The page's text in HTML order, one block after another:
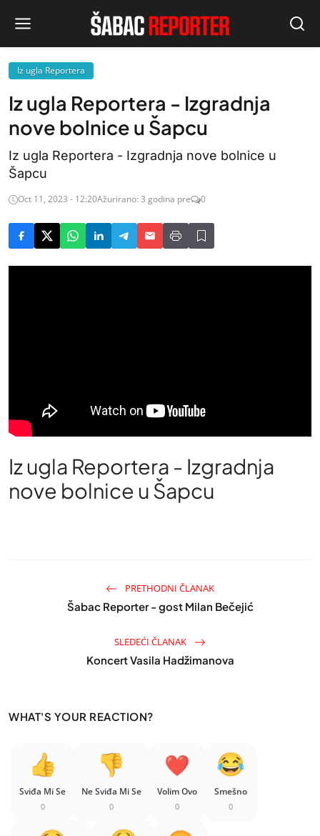
Iz ugla Reportera
Iz ugla Reportera - Izgradnja
nove bolnice u Šapcu
Iz ugla Reportera - Izgradnja nove bolnice u
Šapcu
Oct 11, 2023 - 12:20Ažurirano: 3 godina pre 0
Iz ugla Reportera - Izgradnja
nove bolnice u Šapcu
PRETHODNI ČLANAK
Šabac Reporter - gost Milan Bečejić
SLEDEĆI ČLANAK
Koncert Vasila Hadžimanova
WHAT'S YOUR REACTION?
Sviđa Mi Se
0
Ne Sviđa Mi Se
0
Volim Ovo
0
Smešno
0